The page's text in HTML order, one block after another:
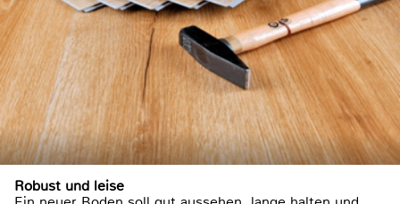
Robust und leise